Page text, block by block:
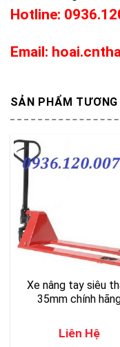
Hotline:
Email:
SẢN PHẨM
Xe nâng tay siêu
35mm chính
Liên Hệ